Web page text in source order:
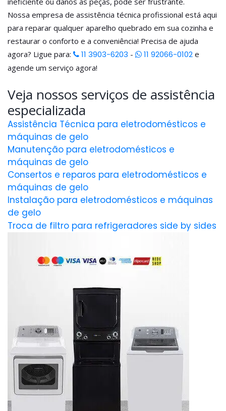
Nossa empresa de assistência técnica profissional está aqui
para reparar qualquer aparelho quebrado em sua cozinha e
restaurar o conforto e a conveniência! Precisa de ajuda
agora? Ligue para:
11 3903-6203 - 11 92066-0102 e
agende um serviço agora!
Veja nossos serviços de assistência
especializada
Assistência Técnica para eletrodomésticos e
máquinas de gelo
Manutenção para eletrodomésticos e
máquinas de gelo
Consertos e reparos para eletrodomésticos e
máquinas de gelo
Instalação para eletrodomésticos e máquinas
de gelo
Troca de filtro para refrigeradores side by sides